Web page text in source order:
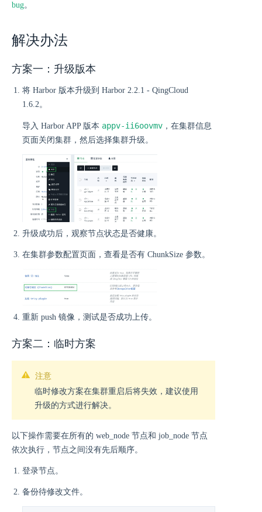
bug。
解决办法
方案一：升级版本
将 Harbor 版本升级到 Harbor 2.2.1 - QingCloud
1.6.2。
导入 Harbor APP 版本 appv-ii6oovmv ，在集群信息
页面关闭集群，然后选择集群升级。
升级成功后，观察节点状态是否健康。
在集群参数配置页面，查看是否有 ChunkSize 参数。
重新 push 镜像，测试是否成功上传。
方案二：临时方案
注意
临时修改方案在集群重启后将失效，建议使用
升级的方式进行解决。
以下操作需要在所有的 web_node 节点和 job_node 节点
依次执行，节点之间没有先后顺序。
登录节点。
备份待修改文件。